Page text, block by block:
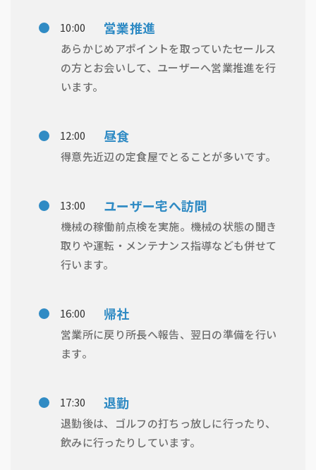
10:00 営業推進
あらかじめアポイントを取っていたセールス
の方とお会いして、ユーザーへ営業推進を行
います。
12:00 昼食
得意先近辺の定食屋でとることが多いです。
13:00 ユーザー宅へ訪問
機械の稼働前点検を実施。機械の状態の聞き
取りや運転・メンテナンス指導なども併せて
行います。
16:00 帰社
営業所に戻り所長へ報告、翌日の準備を行い
ます。
17:30 退勤
退勤後は、ゴルフの打ちっ放しに行ったり、
飲みに行ったりしています。